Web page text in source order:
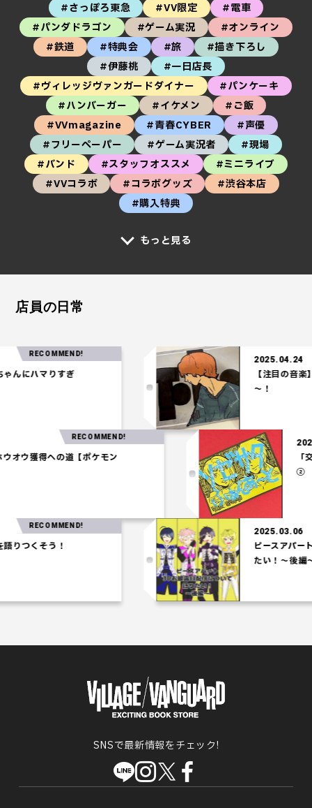
#さっぽろ東急 #VV限定
#電車
#パンダドラゴン
#ゲーム実況
#オンライン
#鉄道
#特典会 #旅
#描き下ろし
#伊藤桃
#一日店長
#ヴィレッジヴァンガードダイナー
#パンケーキ
#ハンバーガー
#イケメン
#ご飯
#VVmagazine
#青春CYBER
#声優
#フリーペーパー
#ゲーム実況者
#現場
#バンド
#スタッフオススメ
#ミニライブ
#VVコラボ
#コラボグッズ
#渋谷本店
#購入特典
もっと見る
店員の日常
ハマりすぎ
RECOMMEND!
2025.04.24
【注目の音楽】「
～！
】ホウオウ獲得への道【ポケモン
RECOMMEND!
くそう！
RECOMMEND!
2025.03.06
ピースアパート3D
たい！～後編～
SNSで最新情報をチェック!